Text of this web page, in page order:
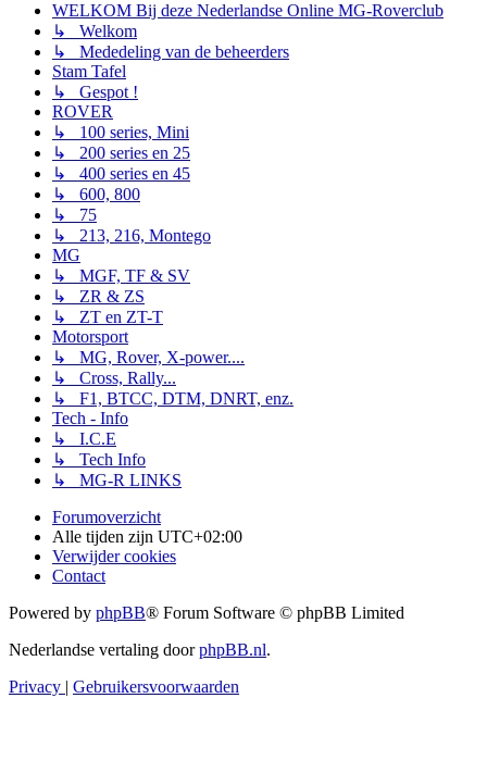
WELKOM Bij deze Nederlandse Online MG-Roverclub
↳ Welkom
↳ Mededeling van de beheerders
Stam Tafel
↳ Gespot !
ROVER
↳ 100 series, Mini
↳ 200 series en 25
↳ 400 series en 45
↳ 600, 800
↳ 75
↳ 213, 216, Montego
MG
↳ MGF, TF & SV
↳ ZR & ZS
↳ ZT en ZT-T
Motorsport
↳ MG, Rover, X-power....
↳ Cross, Rally...
↳ F1, BTCC, DTM, DNRT, enz.
Tech - Info
↳ I.C.E
↳ Tech Info
↳ MG-R LINKS
Forumoverzicht
Alle tijden zijn UTC+02:00
Verwijder cookies
Contact
Powered by phpBB® Forum Software © phpBB Limited
Nederlandse vertaling doorphpBB.nl.
Privacy
Gebruikersvoorwaarden